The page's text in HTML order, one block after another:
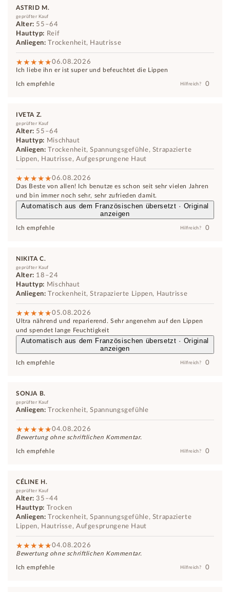
ASTRID M.
geprüfter Kauf
Alter: 55–64
Hauttyp: Reif
Anliegen: Trockenheit, Hautrisse
06.08.2026
Ich liebe ihn er ist super und befeuchtet die Lippen
Ich empfehle Hilfreich? 0
IVETA Z.
geprüfter Kauf
Alter: 55–64
Hauttyp: Mischhaut
Anliegen: Trockenheit, Spannungsgefühle, Strapazierte
Lippen, Hautrisse, Aufgesprungene Haut
06.08.2026
Das Beste von allen! Ich benutze es schon seit sehr vielen Jahren
und bin immer noch sehr, sehr zufrieden damit.
Automatisch aus dem Französischen übersetzt · Original
anzeigen
Ich empfehle Hilfreich? 0
NIKITA C.
geprüfter Kauf
Alter: 18–24
Hauttyp: Mischhaut
Anliegen: Trockenheit, Strapazierte Lippen, Hautrisse
05.08.2026
Ultra nährend und reparierend. Sehr angenehm auf den Lippen
und spendet lange Feuchtigkeit
Automatisch aus dem Französischen übersetzt · Original
anzeigen
Ich empfehle Hilfreich? 0
SONJA B.
geprüfter Kauf
Anliegen: Trockenheit, Spannungsgefühle
04.08.2026
Bewertung ohne schriftlichen Kommentar.
Ich empfehle Hilfreich? 0
CÉLINE H.
geprüfter Kauf
Alter: 35–44
Hauttyp: Trocken
Anliegen: Trockenheit, Spannungsgefühle, Strapazierte
Lippen, Hautrisse, Aufgesprungene Haut
04.08.2026
Bewertung ohne schriftlichen Kommentar.
Ich empfehle Hilfreich? 0